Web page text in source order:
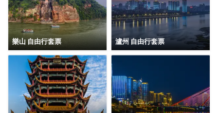
樂山 自由行套票 瀘州 自由行套票